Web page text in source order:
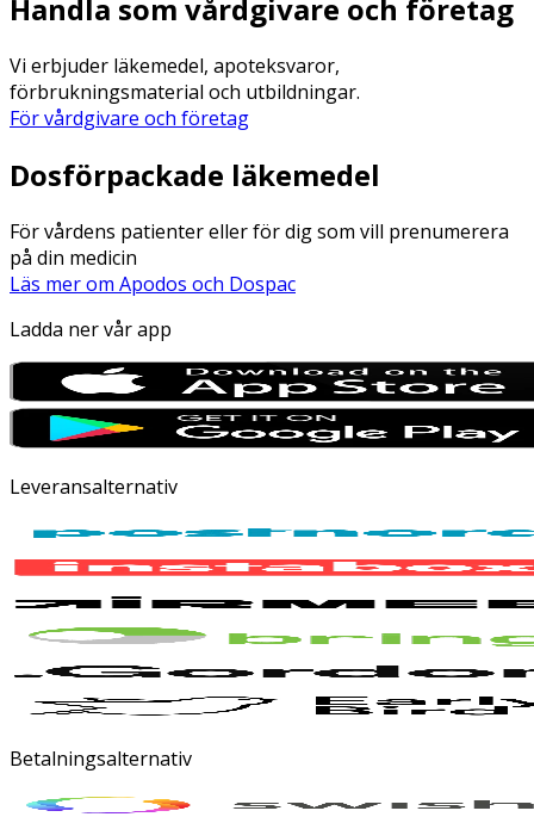
Handla som vårdgivare och företag
Vi erbjuder läkemedel, apoteksvaror,
förbrukningsmaterial och utbildningar.
För vårdgivare och företag
Dosförpackade läkemedel
För vårdens patienter eller för dig som vill prenumerera
på din medicin
Läs mer om Apodos och Dospac
Ladda ner vår app
Leveransalternativ
Betalningsalternativ